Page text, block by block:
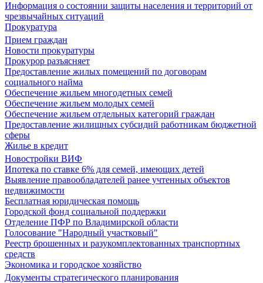
Информация о состоянии защиты населения и территорий от
чрезвычайных ситуаций
Прокуратура
Прием граждан
Новости прокуратуры
Прокурор разъясняет
Предоставление жилых помещений по договорам
социального найма
Обеспечение жильем многодетных семей
Обеспечение жильем молодых семей
Обеспечение жильем отдельных категорий граждан
Предоставление жилищных субсидий работникам бюджетной
сферы
Жилье в кредит
Новостройки ВИФ
Ипотека по ставке 6% для семей, имеющих детей
Выявление правообладателей ранее учтенных объектов
недвижимости
Бесплатная юридическая помощь
Городской фонд социальной поддержки
Отделение ПФР по Владимирской области
Голосование "Народный участковый"
Реестр брошенных и разукомплектованных транспортных
средств
Экономика и городское хозяйство
Документы стратегического планирования